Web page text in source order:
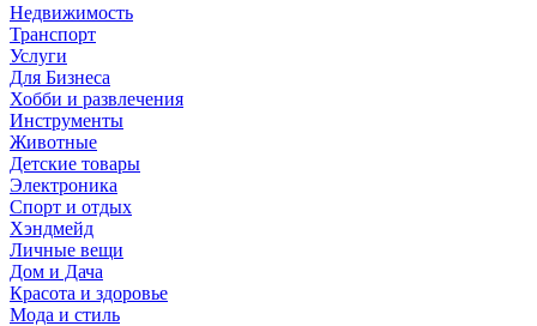
Недвижимость
Транспорт
Услуги
Для Бизнеса
Хобби и развлечения
Инструменты
Животные
Детские товары
Электроника
Спорт и отдых
Хэндмейд
Личные вещи
Дом и Дача
Красота и здоровье
Мода и стиль